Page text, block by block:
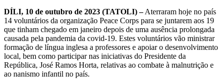
DÍLI, 10 de outubro de 2023 (TATOLI) –Aterraram hoje no país
14 voluntários da organização Peace Corps para se juntarem aos 19
que tinham chegado em janeiro depois de uma ausência prolongada
causada pela pandemia da covid-19. Estes voluntários vão ministrar
formação de língua inglesa a professores e apoiar o desenvolvimento
local, bem como participar nas iniciativas do Presidente da
República, José Ramos Horta, relativas ao combate à malnutrição e
ao nanismo infantil no país.